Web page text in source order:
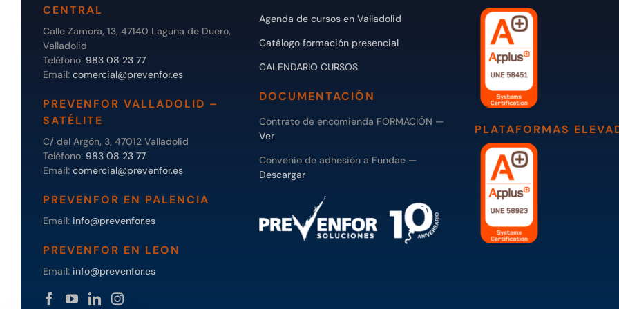
CENTRAL
Calle Zamora, 13, 47140 Laguna de Duero,
Valladolid
Teléfono: 983 08 23 77
Email: comercial@prevenfor.es
PREVENFOR VALLADOLID –
SATÉLITE
C/ del Argón, 3, 47012 Valladolid
Teléfono: 983 08 23 77
Email: comercial@prevenfor.es
PREVENFOR EN PALENCIA
Email: info@prevenfor.es
PREVENFOR EN LEON
Email: info@prevenfor.es
Agenda de cursos en Valladolid
Catálogo formación presencial
CALENDARIO CURSOS
DOCUMENTACIÓN
Contrato de encomienda FORMACIÓN —
Ver
Convenio de adhesión a Fundae —
Descargar
PLATAFORMAS